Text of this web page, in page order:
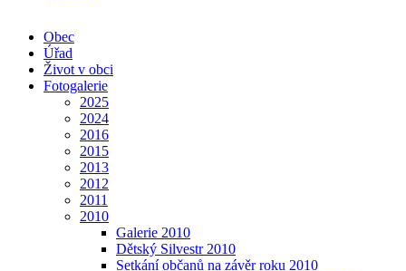
Obec
Úřad
Život v obci
Fotogalerie
2025
2024
2016
2015
2013
2012
2011
2010
Galerie 2010
Dětský Silvestr 2010
Setkání občanů na závěr roku 2010